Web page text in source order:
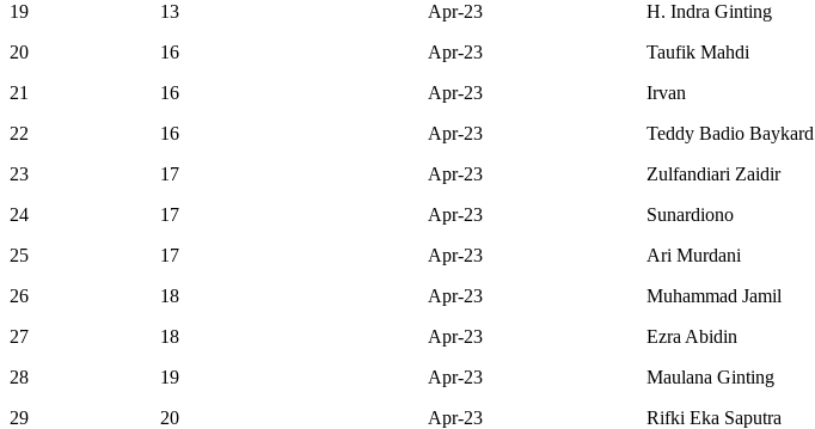
19
13 Apr-23 H. Indra Ginting
20
16 Apr-23 Taufik Mahdi
21
16 Apr-23 Irvan
22
16 Apr-23 Teddy Badio Baykard
23
17 Apr-23 Zulfandiari Zaidir
24
17 Apr-23 Sunardiono
25
17 Apr-23 Ari Murdani
26
18 Apr-23 Muhammad Jamil
27
18 Apr-23 Ezra Abidin
28
19 Apr-23 Maulana Ginting
29
20 Apr-23 Rifki Eka Saputra